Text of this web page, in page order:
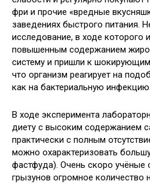
фри и прочие «вредные
заведениях быстрого питания.
исследование, в ходе которого
повышенным содержанием
систему и пришли к
что организм реагирует на
как на бактериальную инфекцию.
В ходе эксперимента
диету с высоким содержанием
практически с полным
можно охарактеризовать
фастфуда). Очень скоро учёные
грызунов огромное количество